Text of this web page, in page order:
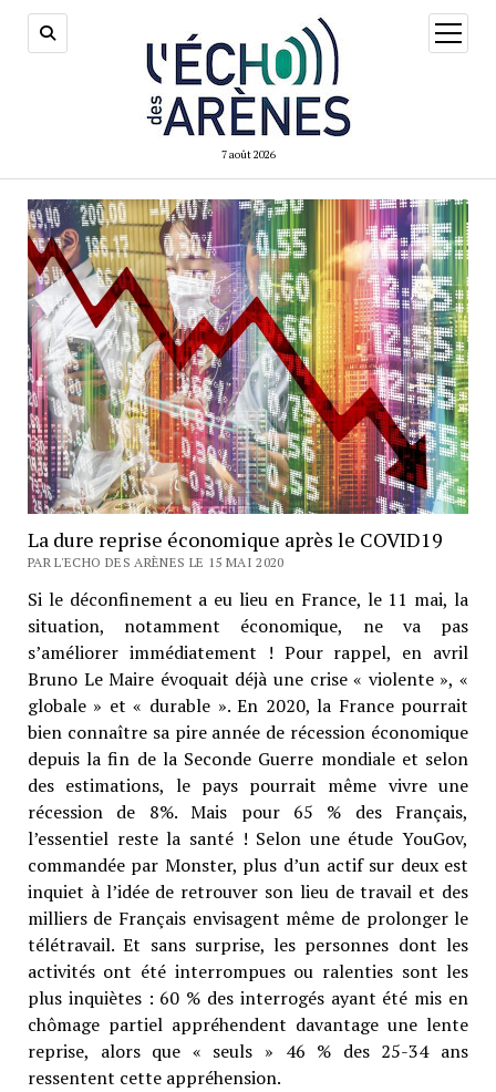
7 août 2026
ouvrir
menu
La dure reprise économique après le COVID19
PAR L'ECHO DES ARÈNES LE 15 MAI 2020
Si le déconfinement a eu lieu en France, le 11 mai, la
situation, notamment économique, ne va pas
s’améliorer immédiatement ! Pour rappel, en avril
Bruno Le Maire évoquait déjà une crise « violente », «
globale » et « durable ». En 2020, la France pourrait
bien connaître sa pire année de récession économique
depuis la fin de la Seconde Guerre mondiale et selon
des estimations, le pays pourrait même vivre une
récession de 8%. Mais pour 65 % des Français,
l’essentiel reste la santé ! Selon une étude YouGov,
commandée par Monster, plus d’un actif sur deux est
inquiet à l’idée de retrouver son lieu de travail et des
milliers de Français envisagent même de prolonger le
télétravail. Et sans surprise, les personnes dont les
activités ont été interrompues ou ralenties sont les
plus inquiètes : 60 % des interrogés ayant été mis en
chômage partiel appréhendent davantage une lente
reprise, alors que « seuls » 46 % des 25-34 ans
ressentent cette appréhension.